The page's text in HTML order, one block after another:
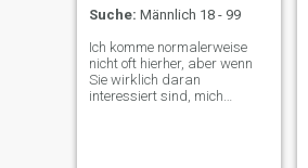
Suche: Männlich 18 - 99
Ich komme normalerweise
nicht oft hierher, aber wenn
Sie wirklich daran
interessiert sind, mich